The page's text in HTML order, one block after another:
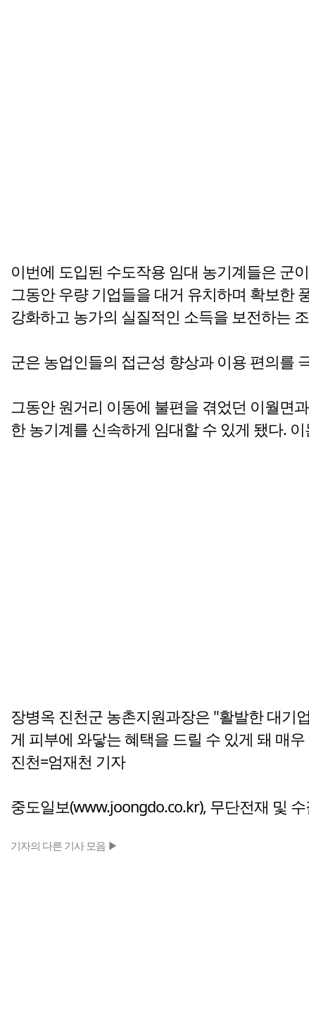
이번에 도입된 수도작용 임대 농기계들은 군
그동안 우량 기업들을 대거 유치하며 확보한
강화하고 농가의 실질적인 소득을 보전하는
군은 농업인들의 접근성 향상과 이용 편의를
그동안 원거리 이동에 불편을 겪었던 이월면
한 농기계를 신속하게 임대할 수 있게 됐다.
장병옥 진천군 농촌지원과장은 "활발한 대기
게 피부에 와닿는 혜택을 드릴 수 있게 돼 매
진천=엄재천 기자
중도일보(www.joongdo.co.kr), 무단전재 및
기자의 다른 기사 모음 ▶